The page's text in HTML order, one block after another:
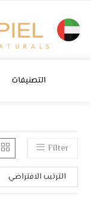
التصنيفات
Filter